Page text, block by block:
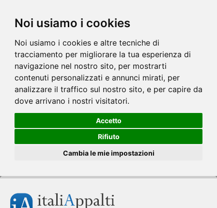
Noi usiamo i cookies
Noi usiamo i cookies e altre tecniche di
tracciamento per migliorare la tua esperienza di
navigazione nel nostro sito, per mostrarti
contenuti personalizzati e annunci mirati, per
analizzare il traffico sul nostro sito, e per capire da
dove arrivano i nostri visitatori.
Accetto
Rifiuto
Cambia le mie impostazioni